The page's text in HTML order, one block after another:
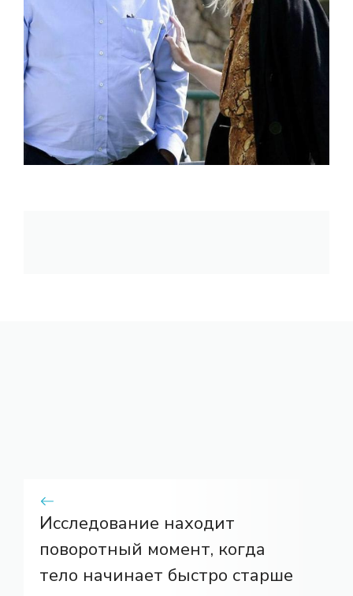
Исследование находит
поворотный момент, когда
тело начинает быстро старше